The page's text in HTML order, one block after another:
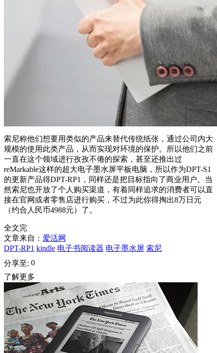
索尼称他们想要用类似的产品来替代传统纸张，通过公司内大
规模的使用此类产品，从而实现对环境的保护。所以他们之前
一直在这个领域进行孜孜不倦的探索，甚至还推出过
reMarkable这样的超大电子墨水屏平板电脑，所以作为DPT-S1
的更新产品得DPT-RP1，同样还是把目标指向了商业用户。当
然索尼也开放了个人购买渠道，有着同样追求的消费者可以直
接在官网或者零售店进行购买，不过为此你得掏出8万日元
（约合人民币4988元）了。
全文完
文章来自： 爱活网
DPT-RP1 kindle 电子书阅读器 电子墨水屏 索尼
分享至: 0
了解更多